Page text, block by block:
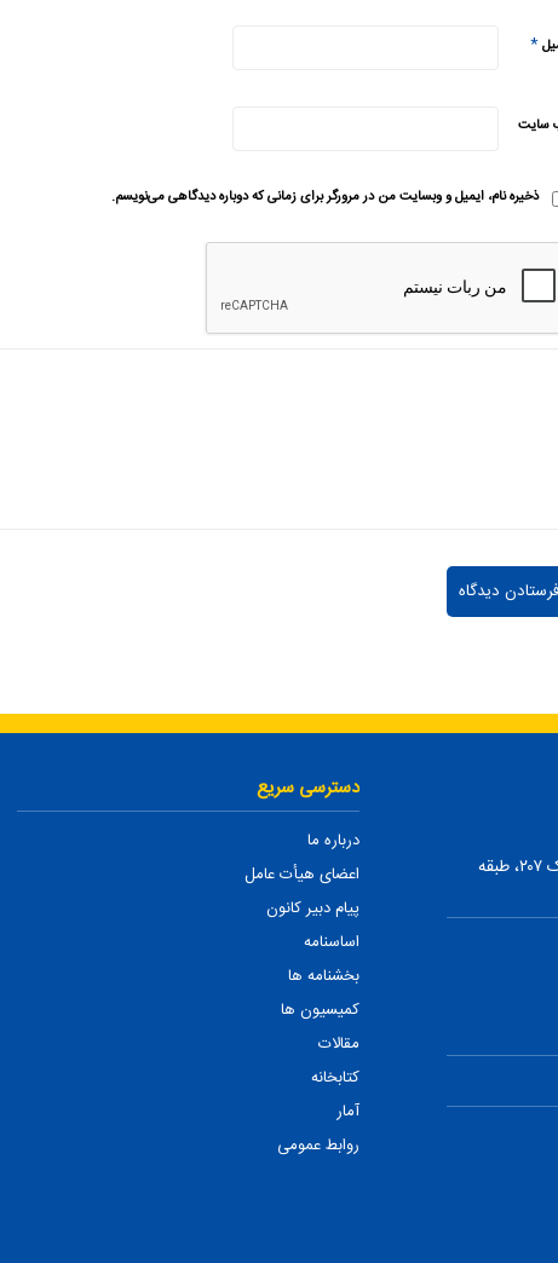
*
سایت
ذخیره نام، ایمیل و وبسایت من در مرورگر برای زمانی که دوباره دیدگاهی می‌نویسم.
تهران، ضلع شمالی بلوار میرداماد، بین نفت و شمس تبریزی، پلاک ۲۰۷، طبقه
دسترسی سریع
درباره ما
اعضای هیأت عامل
پیام دبیر کانون
اساسنامه
بخشنامه ها
کمیسیون ها
مقالات
کتابخانه
آمار
روابط عمومی